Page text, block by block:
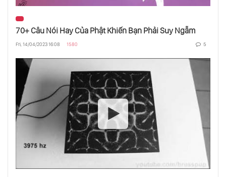
Vượt Ra Khuôn Mẫu Cảm Xúc Bên Trong
Đừng Hy Vọng - Vì Nó Là Trò Lừa Của Tâm
Câu Hỏi Bí Hiểm Từ Một Vị Thiền Và Câu Trả
Lời Đầy Trí Tuệ Của Sadhguru
Thanh Niên - Nên Lựa Chọn Điều Gì? Sự
Nghiệp Hay Tu Tập Bản Thân
Vấn Đề Trong Cuộc Sống Đến Từ Trẻ Vị
70+ Câu Nói Hay Của Phật Khiến Bạn Phải Suy Ngẫm
Fri, 14/04/2023 16:08 1580 5